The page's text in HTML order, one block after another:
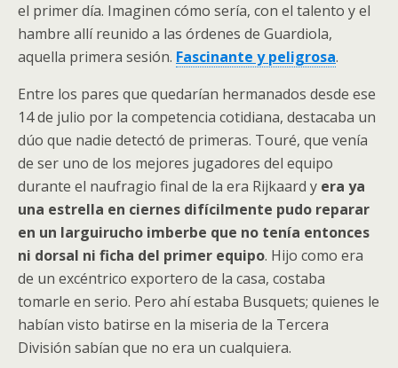
el primer día. Imaginen cómo sería, con el talento y el
hambre allí reunido a las órdenes de Guardiola,
aquella primera sesión. Fascinante y peligrosa.
Entre los pares que quedarían hermanados desde ese
14 de julio por la competencia cotidiana, destacaba un
dúo que nadie detectó de primeras. Touré, que venía
de ser uno de los mejores jugadores del equipo
durante el naufragio final de la era Rijkaard y era ya
una estrella en ciernes difícilmente pudo reparar
en un larguirucho imberbe que no tenía entonces
ni dorsal ni ficha del primer equipo. Hijo como era
de un excéntrico exportero de la casa, costaba
tomarle en serio. Pero ahí estaba Busquets; quienes le
habían visto batirse en la miseria de la Tercera
División sabían que no era un cualquiera.